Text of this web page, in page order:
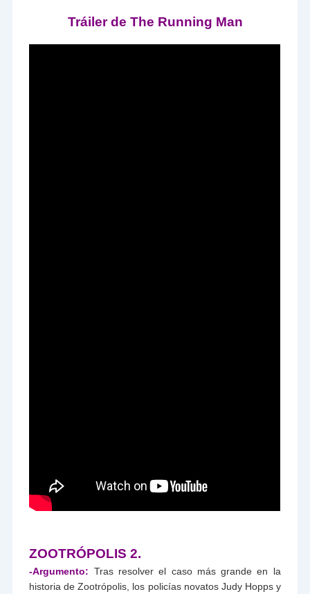
Tráiler de The Running Man
ZOOTRÓPOLIS 2.
-Argumento: Tras resolver el caso más grande en la
historia de Zootrópolis, los policías novatos Judy Hopps y